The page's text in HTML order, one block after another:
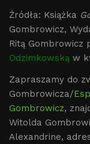
Źródła: Książka
Gombrowicz,
Ritą Gombrowicz
Odzimkowską w
Zapraszamy do
Gombrowicza/
Gombrowicz,
Witolda
Alexandrine,